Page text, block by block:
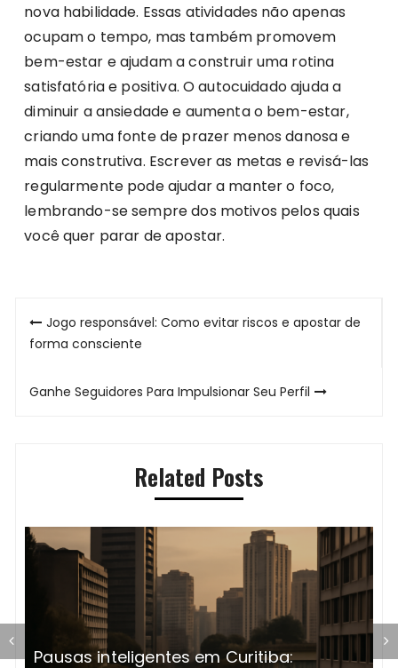
nova habilidade. Essas atividades não apenas
ocupam o tempo, mas também promovem
bem-estar e ajudam a construir uma rotina
satisfatória e positiva. O autocuidado ajuda a
diminuir a ansiedade e aumenta o bem-estar,
criando uma fonte de prazer menos danosa e
mais construtiva. Escrever as metas e revisá-las
regularmente pode ajudar a manter o foco,
lembrando-se sempre dos motivos pelos quais
você quer parar de apostar.
Navegação
de
Post
Jogo responsável: Como evitar riscos e apostar de
forma consciente
Ganhe Seguidores Para Impulsionar Seu Perfil
Related Posts
Pausas inteligentes em Curitiba: